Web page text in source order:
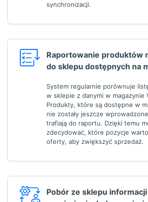
synchronizacji.
Raportowanie produktów
do sklepu dostępnych na
System regularnie porównuje
w sklepie z danymi w magazynie
Produkty, które są dostępne w
nie zostały jeszcze
trafiają do raportu. Dzięki temu
zdecydować, które pozycje
oferty, aby zwiększyć sprzedaż.
Pobór ze sklepu